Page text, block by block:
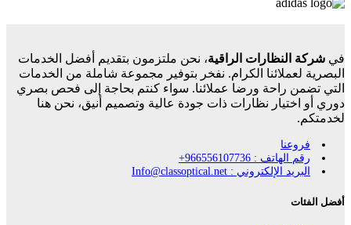
في شركة النظارات الراقية، نحن ملتزمون بتقديم أفضل الخدمات
البصرية لعملائنا الكرام. نفخر بتوفير مجموعة شاملة من الخدمات
التي تضمن راحة ورضا عملائنا. سواء كنتم بحاجة إلى فحص بصري
دوري أو اختيار نظارات ذات جودة عالية وتصميم أنيق، نحن هنا
لخدمتكم.
فروعنا
رقم الهاتف : 966556107736+
البريد الإلكتروني : Info@classoptical.net
أفضل الفئات